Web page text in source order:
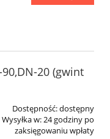
90,DN-20 (gwint
Dostępność:dostępny
Wysyłka w: 24 godziny po
zaksięgowaniu wpłaty